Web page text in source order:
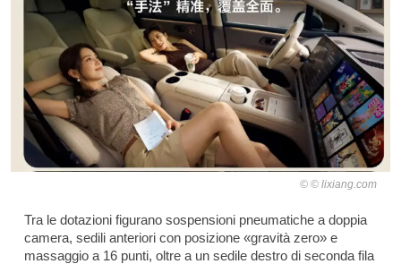
© lixiang.com
Tra le dotazioni figurano sospensioni pneumatiche a doppia
camera, sedili anteriori con posizione «gravità zero» e
massaggio a 16 punti, oltre a un sedile destro di seconda fila